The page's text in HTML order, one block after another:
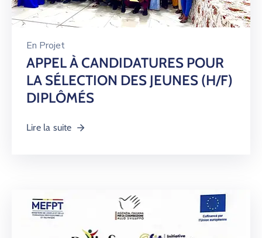
En Projet
APPEL À CANDIDATURES POUR
LA SÉLECTION DES JEUNES (H/F)
DIPLÔMÉS
Lire la suite